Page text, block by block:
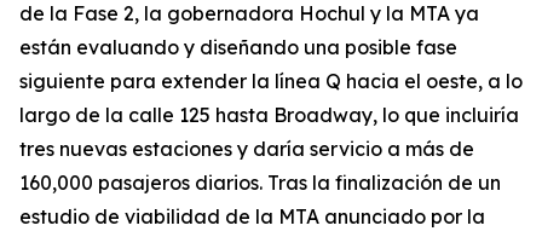
de la Fase 2, la gobernadora Hochul y la MTA ya
están evaluando y diseñando una posible fase
siguiente para extender la línea Q hacia el oeste, a lo
largo de la calle 125 hasta Broadway, lo que incluiría
tres nuevas estaciones y daría servicio a más de
160,000 pasajeros diarios. Tras la finalización de un
estudio de viabilidad de la MTA anunciado por la